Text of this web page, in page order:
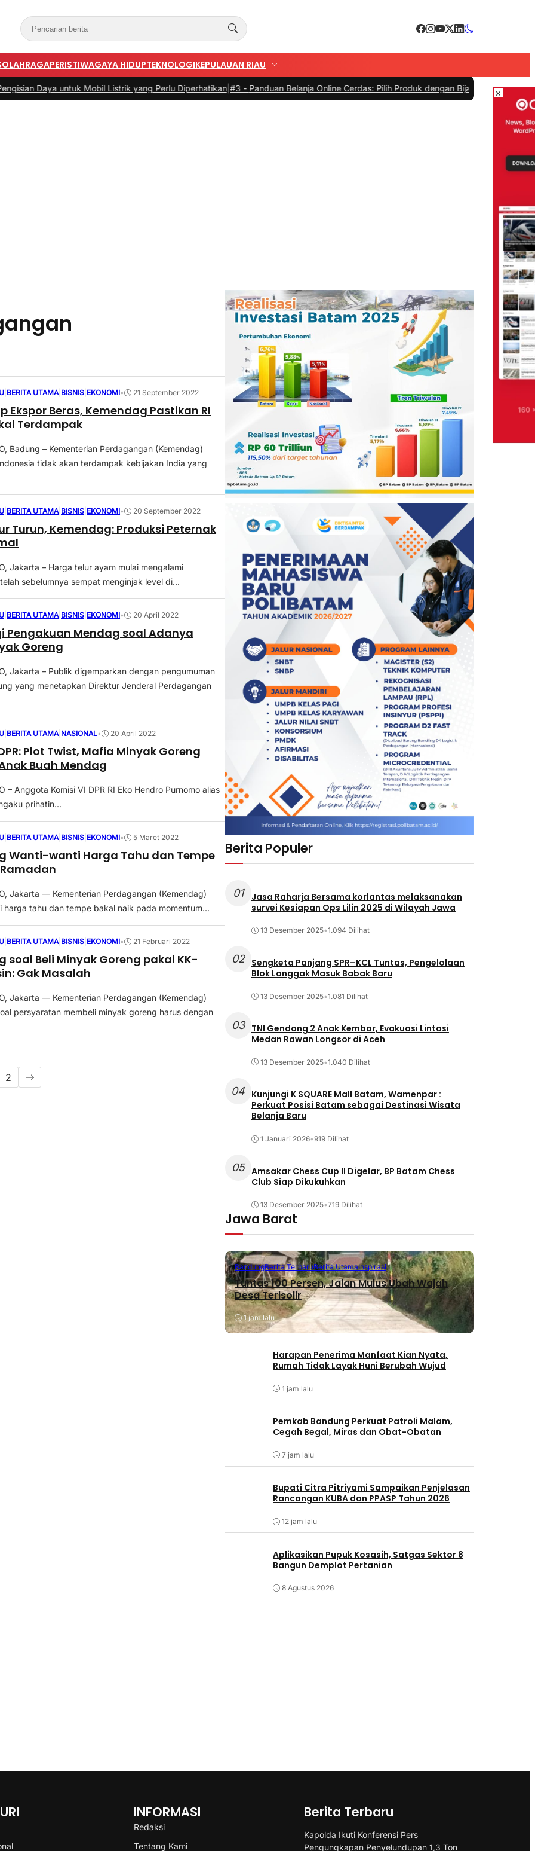
OLAHRAGAPERISTIWAGAYA HIDUPTEKNOLOGIKEPULAUAN RIAU
untuk Mobil Listrik yang Perlu Diperhatikan|#3 -Panduan Belanja Online Cerdas: Pilih Produk dengan Bijak dan Hindari Penipuan|#4
BERITA UTAMA BISNIS EKONOMI• 21 September 2022
Ekspor Beras, Kemendag Pastikan RI
Terdampak
Badung – Kementerian Perdagangan (Kemendag)
tidak akan terdampak kebijakan India yang
BERITA UTAMA BISNIS EKONOMI• 20 September 2022
Turun, Kemendag: Produksi Peternak
Jakarta – Harga telur ayam mulai mengalami
sebelumnya sempat menginjak level di...
BERITA UTAMA BISNIS EKONOMI• 20 April 2022
Pengakuan Mendag soal Adanya
Goreng
Jakarta – Publik digemparkan dengan pengumuman
yang menetapkan Direktur Jenderal Perdagangan
BERITA UTAMA NASIONAL• 20 April 2022
Plot Twist, Mafia Minyak Goreng
Buah Mendag
– Anggota Komisi VI DPR RI Eko Hendro Purnomo alias
prihatin...
BERITA UTAMA BISNIS EKONOMI• 5 Maret 2022
Wanti-wanti Harga Tahu dan Tempe
Jakarta — Kementerian Perdagangan (Kemendag)
harga tahu dan tempe bakal naik pada momentum...
BERITA UTAMA BISNIS EKONOMI• 21 Februari 2022
soal Beli Minyak Goreng pakai KK-
Gak Masalah
Jakarta — Kementerian Perdagangan (Kemendag)
persyaratan membeli minyak goreng harus dengan
2
Berita Populer
01
Jasa Raharja Bersama korlantas melaksanakan
survei Kesiapan Ops Lilin 2025 di Wilayah Jawa
13 Desember 2025•1.094 Dilihat
02
Sengketa Panjang SPR–KCL Tuntas, Pengelolaan
Blok Langgak Masuk Babak Baru
13 Desember 2025•1.081 Dilihat
03
TNI Gendong 2 Anak Kembar, Evakuasi Lintasi
Medan Rawan Longsor di Aceh
13 Desember 2025•1.040 Dilihat
04 Kunjungi K SQUARE Mall Batam, Wamenpar :
Perkuat Posisi Batam sebagai Destinasi Wisata
Belanja Baru
1 Januari 2026•919 Dilihat
05 Amsakar Chess Cup II Digelar, BP Batam Chess
Club Siap Dikukuhkan
13 Desember 2025•719 Dilihat
Jawa Barat
BandungBerita TerbaruBerita UtamaInspirasi
Tuntas 100 Persen, Jalan Mulus Ubah Wajah
Desa Terisolir
1 jam lalu
Harapan Penerima Manfaat Kian Nyata,
Rumah Tidak Layak Huni Berubah Wujud
1 jam lalu
Pemkab Bandung Perkuat Patroli Malam,
Cegah Begal, Miras dan Obat-Obatan
7 jam lalu
Bupati Citra Pitriyami Sampaikan Penjelasan
Rancangan KUBA dan PPASP Tahun 2026
12 jam lalu
Aplikasikan Pupuk Kosasih, Satgas Sektor 8
Bangun Demplot Pertanian
8 Agustus 2026
INFORMASI
Redaksi
Tentang Kami
Berita Terbaru
Kapolda Ikuti Konferensi Pers
Pengungkapan Penyelundupan 1,3 Ton
×